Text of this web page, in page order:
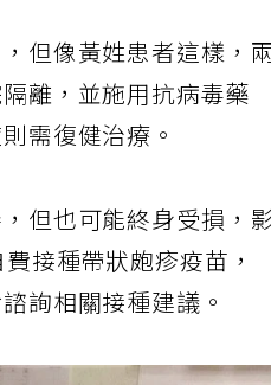
但像黃姓患者這樣，
離，並施用抗病毒藥
需復健治療。
但也可能終身受損，
接種帶狀皰疹疫苗，
詢相關接種建議。